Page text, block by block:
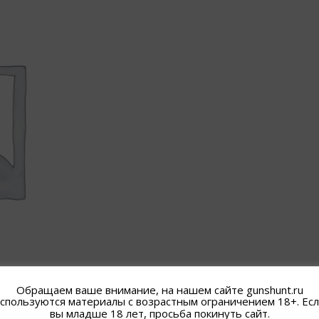
Обращаем ваше внимание, на нашем сайте gunshunt.ru
материалы с возрастным ограничением 18+.
вы младше 18 лет, просьба покинуть сайт.